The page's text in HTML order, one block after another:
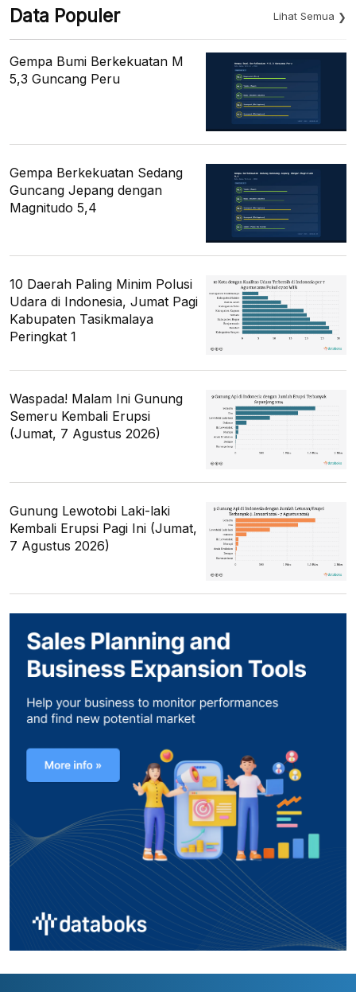
Data Populer Lihat Semua
Gempa Bumi Berkekuatan M
5,3 Guncang Peru
Gempa Berkekuatan Sedang
Guncang Jepang dengan
Magnitudo 5,4
10 Daerah Paling Minim Polusi
Udara di Indonesia, Jumat Pagi
Kabupaten Tasikmalaya
Peringkat 1
Waspada! Malam Ini Gunung
Semeru Kembali Erupsi
(Jumat, 7 Agustus 2026)
Gunung Lewotobi Laki-laki
Kembali Erupsi Pagi Ini (Jumat,
7 Agustus 2026)